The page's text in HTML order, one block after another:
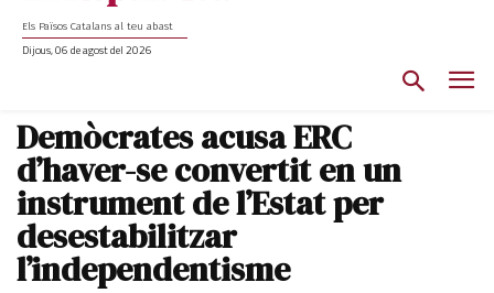
Els Països Catalans al teu abast
Dijous, 06 de agost del 2026
Demòcrates acusa ERC
d’haver-se convertit en un
instrument de l’Estat per
desestabilitzar
l’independentisme